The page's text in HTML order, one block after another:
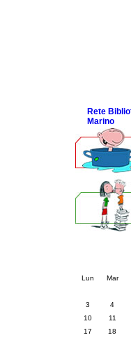
Rete
Marino
Lun Mar
3
4
10
11
17
18